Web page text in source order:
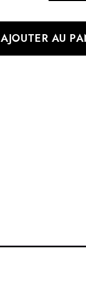
AJOUTER AU